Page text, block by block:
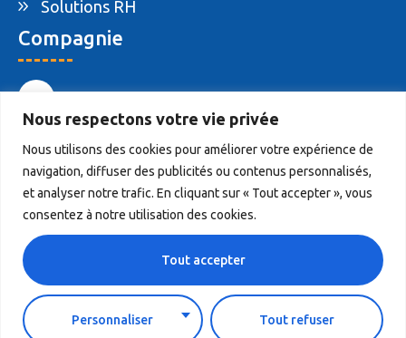
Nous respectons votre vie privée
Nous utilisons des cookies pour améliorer votre expérience de
navigation, diffuser des publicités ou contenus personnalisés,
et analyser notre trafic. En cliquant sur « Tout accepter », vous
consentez à notre utilisation des cookies.
Personnaliser Tout refuser
Tout accepter
Solutions RH
Compagnie
1-877-395-ELAM
info@elam.ca
4020 St-Ambroise, Suite 495, Montreal, QC,
Canada H4C 2C7
© 2026 ELAM. Tous droits réservés.
Politique de confidentialité